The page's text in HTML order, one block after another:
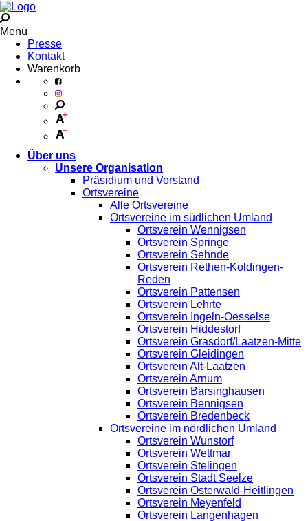
Menü
Presse
Kontakt
Warenkorb
Über uns
Unsere Organisation
Präsidium und Vorstand
Ortsvereine
Alle Ortsvereine
Ortsvereine im südlichen Umland
Ortsverein Wennigsen
Ortsverein Springe
Ortsverein Sehnde
Ortsverein Rethen-Koldingen-
Reden
Ortsverein Pattensen
Ortsverein Lehrte
Ortsverein Ingeln-Oesselse
Ortsverein Hiddestorf
Ortsverein Grasdorf/Laatzen-Mitte
Ortsverein Gleidingen
Ortsverein Alt-Laatzen
Ortsverein Arnum
Ortsverein Barsinghausen
Ortsverein Bennigsen
Ortsverein Bredenbeck
Ortsvereine im nördlichen Umland
Ortsverein Wunstorf
Ortsverein Wettmar
Ortsverein Stelingen
Ortsverein Stadt Seelze
Ortsverein Osterwald-Heitlingen
Ortsverein Meyenfeld
Ortsverein Langenhagen